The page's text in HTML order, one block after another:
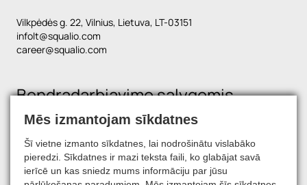
Vilkpėdės g. 22, Vilnius, Lietuva, LT-03151
infolt@squalio.com
career@squalio.com
Bendradarbiavimo sąlygomis
Raskite mus socialiniuose tinkluose
Mēs izmantojam sīkdatnes
Šī vietne izmanto sīkdatnes, lai nodrošinātu vislabāko
pieredzi. Sīkdatnes ir mazi teksta faili, ko glabājat savā
ierīcē un kas sniedz mums informāciju par jūsu